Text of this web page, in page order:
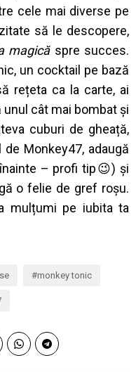
cele mai diverse pe
să le descopere,
magică spre succes.
un cocktail pe bază
rețeta ca la carte, ai
unul cât mai bombat și
cuburi de gheață,
Monkey47, adaugă
– profi tip😉) și
o felie de gref roșu.
mulțumi pe iubita ta
monkey tonic